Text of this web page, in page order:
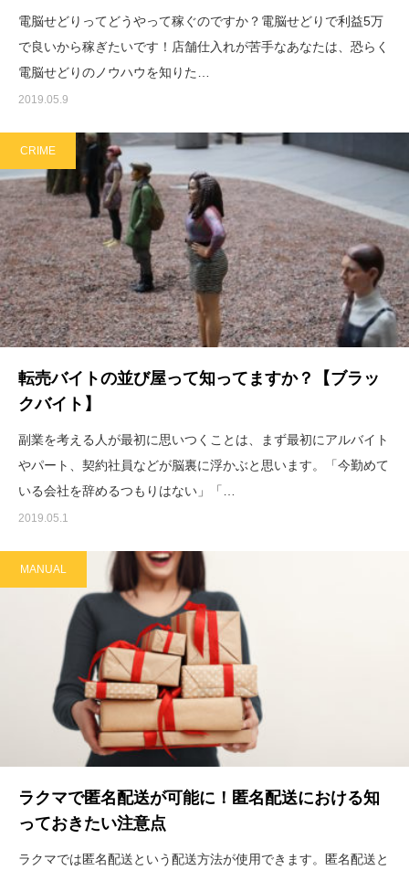
電脳せどりってどうやって稼ぐのですか？電脳せどりで利益5万
で良いから稼ぎたいです！店舗仕入れが苦手なあなたは、恐らく
電脳せどりのノウハウを知りた…
2019.05.9
CRIME
転売バイトの並び屋って知ってますか？【ブラッ
クバイト】
副業を考える人が最初に思いつくことは、まず最初にアルバイト
やパート、契約社員などが脳裏に浮かぶと思います。「今勤めて
いる会社を辞めるつもりはない」「…
2019.05.1
MANUAL
ラクマで匿名配送が可能に！匿名配送における知
っておきたい注意点
ラクマでは匿名配送という配送方法が使用できます。匿名配送と